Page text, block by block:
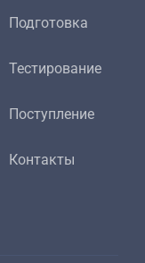
Подготовка
Тестирование
Поступление
Контакты